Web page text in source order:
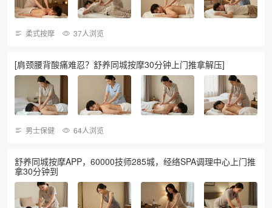
柔式按摩 37人浏览
[肩颈腰背酸痛难忍？舒养同城按摩30分钟上门推拿解压]
男士保健 64人浏览
舒养同城按摩APP，60000技师285城，经络SPA调理中心上门推
拿30分钟到